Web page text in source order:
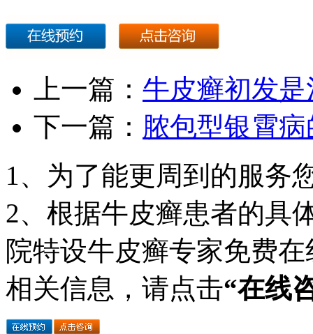
上一篇： 牛皮癣初发
下一篇： 脓包型银霄
1、为了能更周到的服务
2、根据牛皮癣患者的具
院特设牛皮癣专家免费
相关信息，请点击“在线